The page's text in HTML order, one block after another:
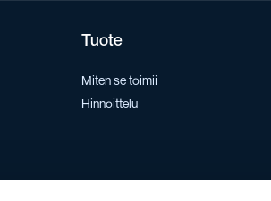
Tuote
Miten se toimii
Hinnoittelu